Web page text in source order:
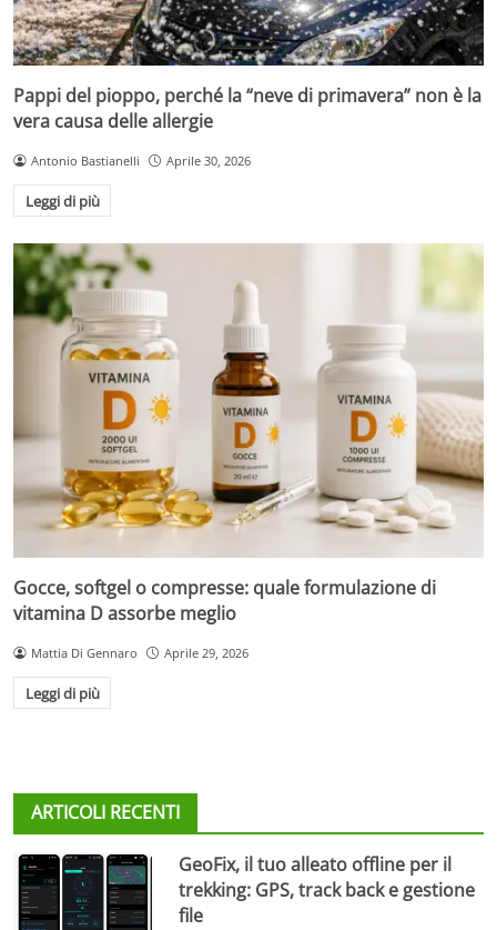
Pappi del pioppo, perché la “neve di primavera” non è la
vera causa delle allergie
Antonio Bastianelli Aprile 30, 2026
Leggi di più
Gocce, softgel o compresse: quale formulazione di
vitamina D assorbe meglio
Mattia Di Gennaro Aprile 29, 2026
Leggi di più
ARTICOLI RECENTI
GeoFix, il tuo alleato offline per il
trekking: GPS, track back e gestione
file